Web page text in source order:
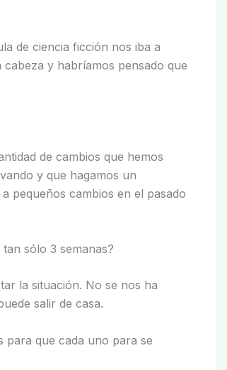
de ciencia ficción nos iba a
y habríamos pensado que
de cambios que hemos
y que hagamos un
pequeños cambios en el pasado
sólo 3 semanas?
la situación. No se nos ha
salir de casa.
para que cada uno para se